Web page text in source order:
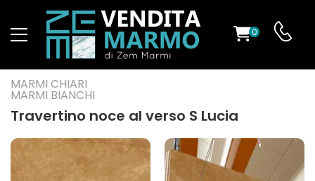
0
MARMI CHIARI
MARMI BIANCHI
Travertino noce al verso S Lucia